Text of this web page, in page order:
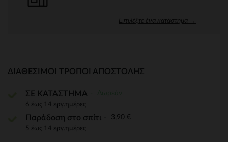
Επιλέξτε ένα κατάστημα →
ΔΙΑΘΈΣΙΜΟΙ ΤΡΌΠΟΙ ΑΠΟΣΤΟΛΉΣ
ΣΕ ΚΑΤΑΣΤΗΜΑ
6 έως 14 εργ.ημέρες
Παράδοση στο σπίτι 3,90 €
5 έως 14 εργ.ημέρες